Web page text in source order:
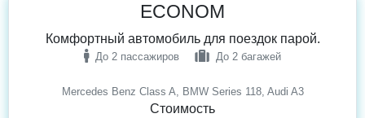
Mercedes Benz Class A, BMW Series 118, Audi A3
ECONOM
Комфортный автомобиль для поездок парой.
До 2 пассажиров До 2 багажей
Стоимость